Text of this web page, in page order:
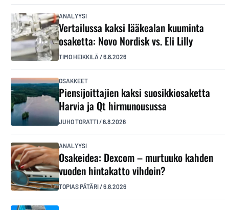
ANALYYSI
Vertailussa kaksi lääkealan kuuminta
osaketta: Novo Nordisk vs. Eli Lilly
TIMO HEIKKILÄ /6.8.2026
OSAKKEET
Piensijoittajien kaksi suosikkiosaketta
Harvia ja Qt hirmunousussa
JUHO TORATTI/6.8.2026
ANALYYSI
Osakeidea: Dexcom – murtuuko kahden
vuoden hintakatto vihdoin?
TOPIAS PÄTÄRI/6.8.2026